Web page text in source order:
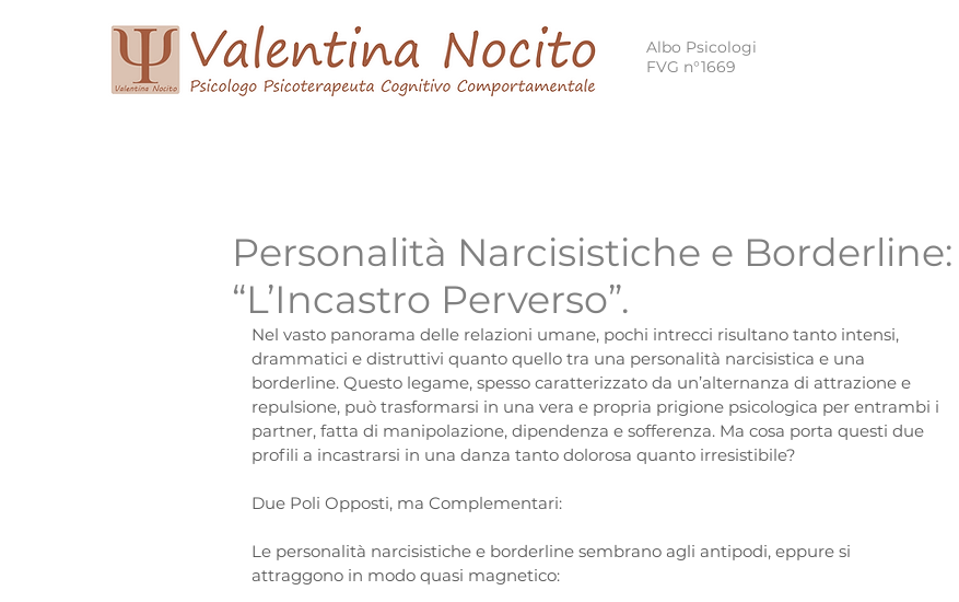
Albo Psicologi
FVG n°1669
Personalità Narcisistiche e Borderline:
“L’Incastro Perverso”.
Nel vasto panorama delle relazioni umane, pochi intrecci risultano tanto intensi,
drammatici e distruttivi quanto quello tra una personalità narcisistica e una
borderline. Questo legame, spesso caratterizzato da un’alternanza di attrazione e
repulsione, può trasformarsi in una vera e propria prigione psicologica per entrambi i
partner, fatta di manipolazione, dipendenza e sofferenza. Ma cosa porta questi due
profili a incastrarsi in una danza tanto dolorosa quanto irresistibile?
Due Poli Opposti, ma Complementari:
Le personalità narcisistiche e borderline sembrano agli antipodi, eppure si
attraggono in modo quasi magnetico: